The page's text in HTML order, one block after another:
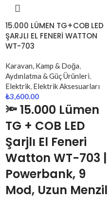
15.000 LÜMEN TG+COB LED
ŞARJLI EL FENERİ WATTON
WT-703
Karavan, Kamp & Doğa,
Aydınlatma & Güç Ürünleri,
Elektrik, Elektrik Aksesuarları
₺3,600.00
🔦 15.000 Lümen
TG + COB LED
Şarjlı El Feneri
Watton WT-703 |
Powerbank, 9
Mod, Uzun Menzil